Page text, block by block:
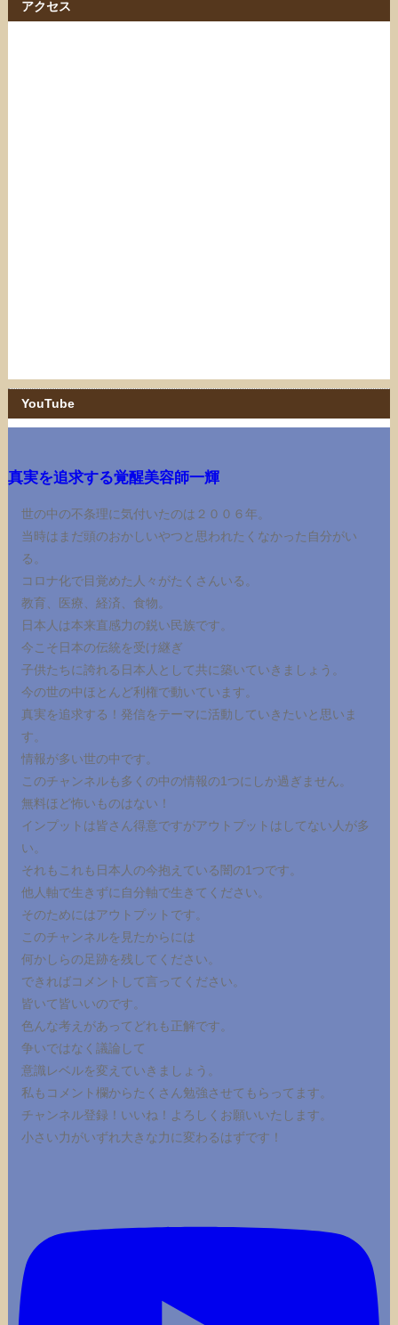
アクセス
YouTube
真実を追求する覚醒美容師一輝
世の中の不条理に気付いたのは２００６年。
当時はまだ頭のおかしいやつと思われたくなかった自分がい
る。
コロナ化で目覚めた人々がたくさんいる。
教育、医療、経済、食物。
日本人は本来直感力の鋭い民族です。
今こそ日本の伝統を受け継ぎ
子供たちに誇れる日本人として共に築いていきましょう。
今の世の中ほとんど利権で動いています。
真実を追求する！発信をテーマに活動していきたいと思いま
す。
情報が多い世の中です。
このチャンネルも多くの中の情報の1つにしか過ぎません。
無料ほど怖いものはない！
インプットは皆さん得意ですがアウトプットはしてない人が多
い。
それもこれも日本人の今抱えている闇の1つです。
他人軸で生きずに自分軸で生きてください。
そのためにはアウトプットです。
このチャンネルを見たからには
何かしらの足跡を残してください。
できればコメントして言ってください。
皆いて皆いいのです。
色んな考えがあってどれも正解です。
争いではなく議論して
意識レベルを変えていきましょう。
私もコメント欄からたくさん勉強させてもらってます。
チャンネル登録！いいね！よろしくお願いいたします。
小さい力がいずれ大きな力に変わるはずです！